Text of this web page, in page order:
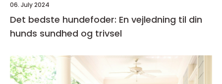
06. July 2024
Det bedste hundefoder: En vejledning til din
hunds sundhed og trivsel